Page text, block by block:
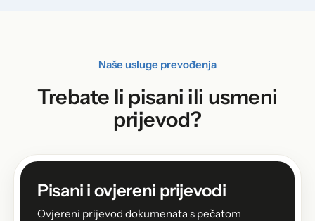
Naše usluge prevođenja
Trebate li pisani ili usmeni
prijevod?
Pisani i ovjereni prijevodi
Ovjereni prijevod dokumenata s pečatom